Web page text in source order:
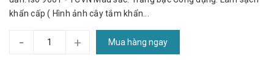
khẩn cấp ( Hình ảnh cây tắm khẩn...
- + Mua hàng ngay